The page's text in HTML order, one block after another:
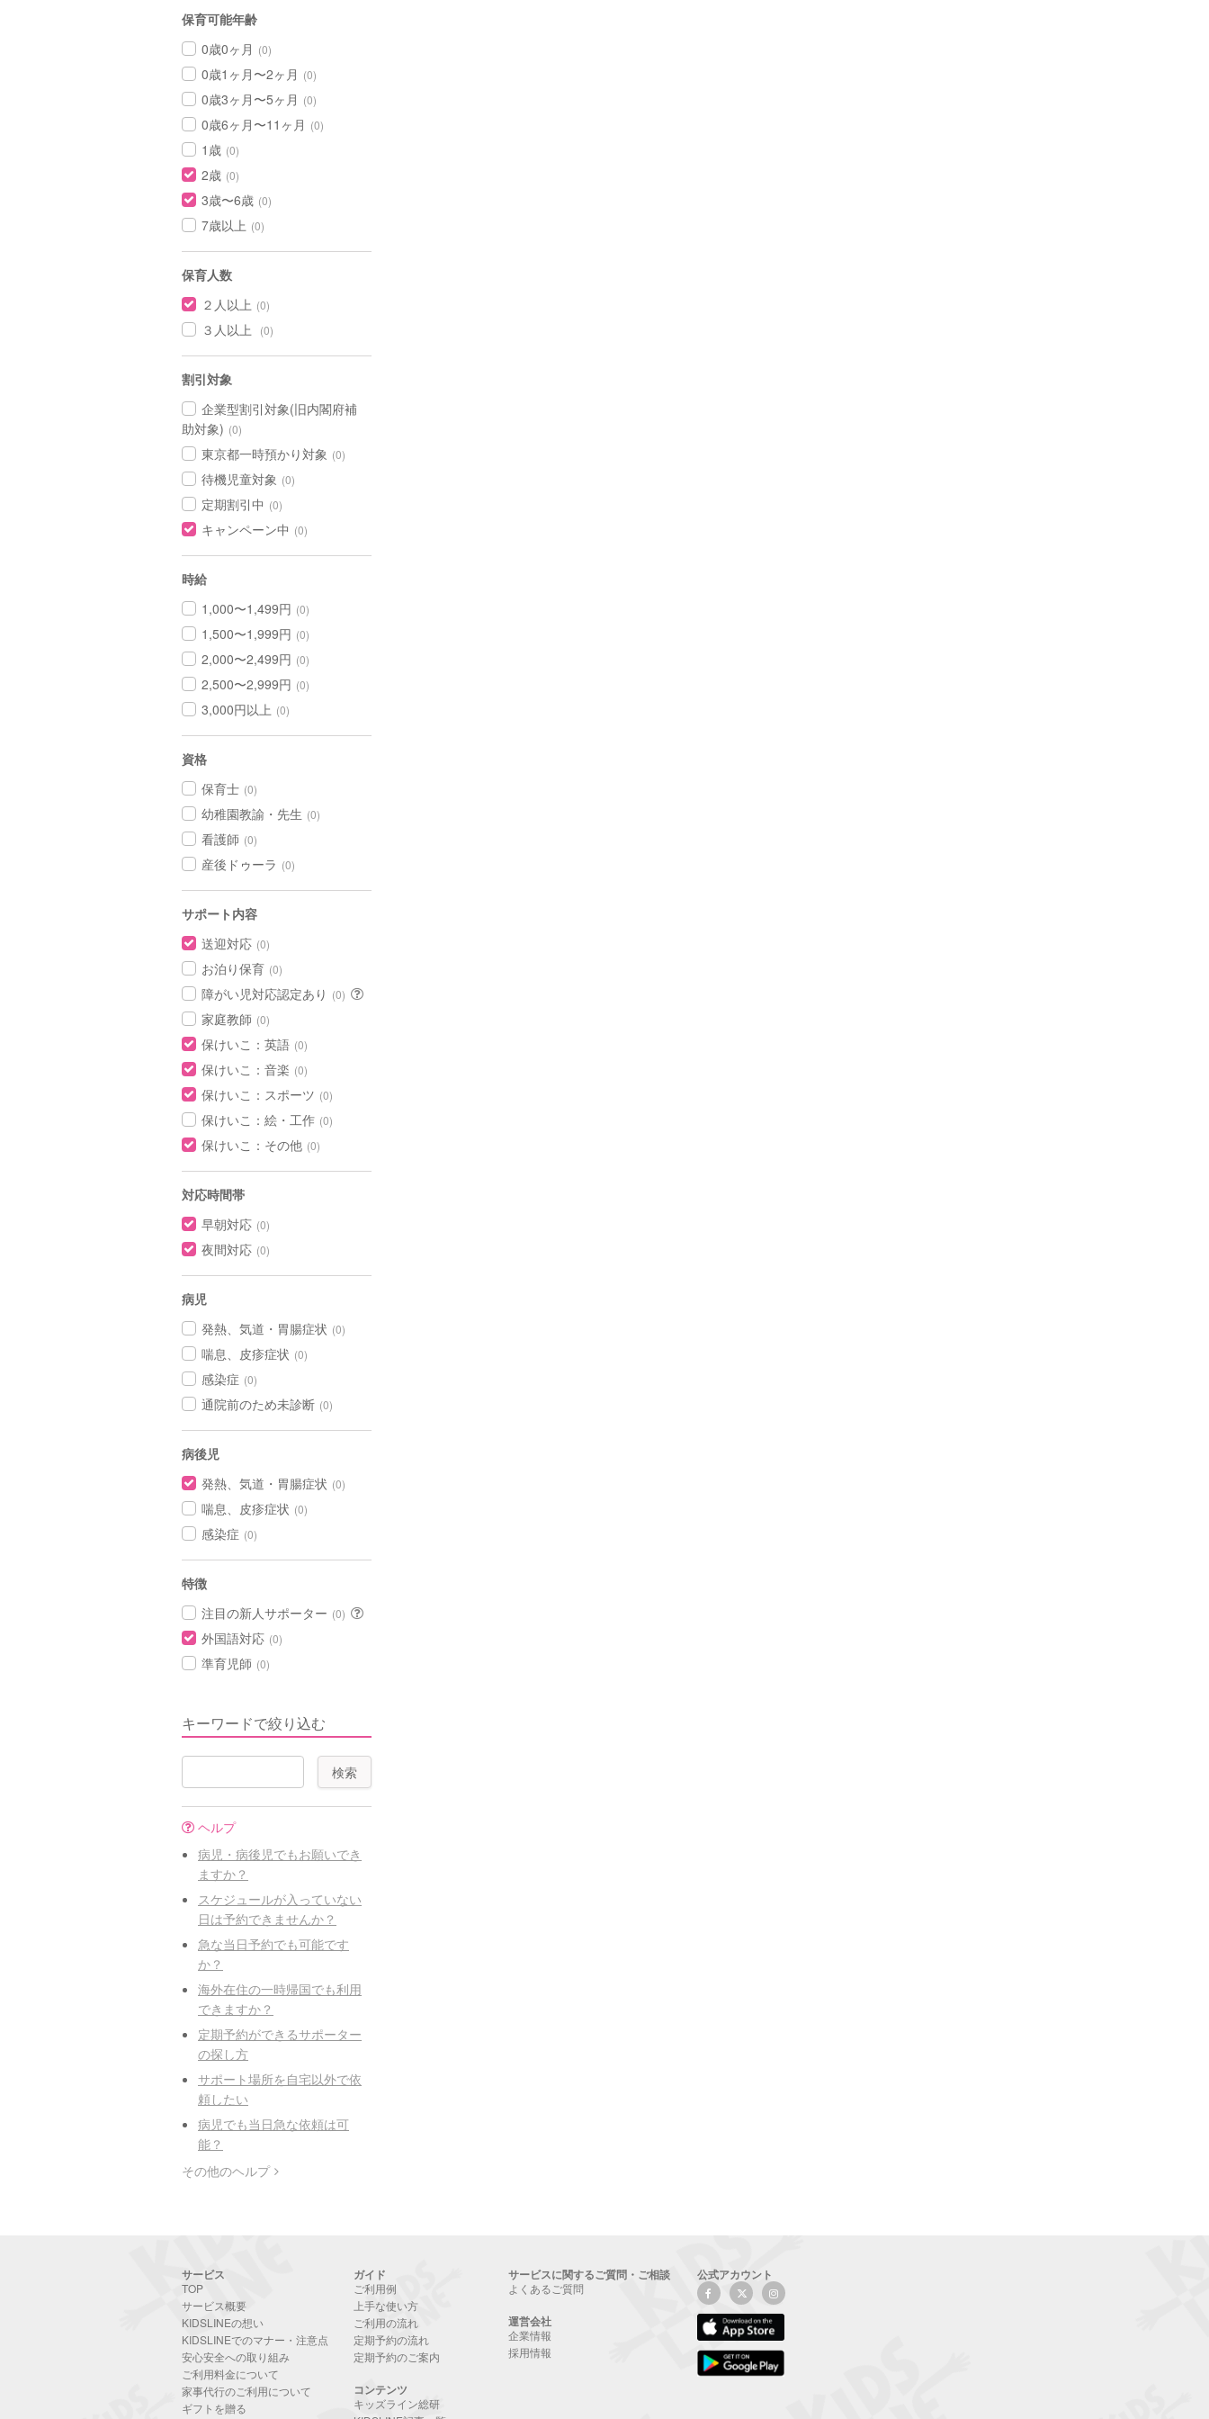
保育可能年齢
0歳0ヶ月 (0)
0歳1ヶ月〜2ヶ月 (0)
0歳3ヶ月〜5ヶ月 (0)
0歳6ヶ月〜11ヶ月 (0)
1歳 (0)
2歳 (0)
3歳〜6歳 (0)
7歳以上 (0)
保育人数
２人以上 (0)
３人以上 (0)
割引対象
企業型割引対象(旧内閣府補
助対象) (0)
東京都一時預かり対象 (0)
待機児童対象 (0)
定期割引中 (0)
キャンペーン中 (0)
時給
1,000〜1,499円 (0)
1,500〜1,999円 (0)
2,000〜2,499円 (0)
2,500〜2,999円 (0)
3,000円以上 (0)
資格
保育士 (0)
幼稚園教諭・先生 (0)
看護師 (0)
産後ドゥーラ (0)
サポート内容
送迎対応 (0)
お泊り保育 (0)
障がい児対応認定あり (0)
家庭教師 (0)
保けいこ：英語 (0)
保けいこ：音楽 (0)
保けいこ：スポーツ (0)
保けいこ：絵・工作 (0)
保けいこ：その他 (0)
対応時間帯
早朝対応 (0)
夜間対応 (0)
病児
発熱、気道・胃腸症状 (0)
喘息、皮疹症状 (0)
感染症 (0)
通院前のため未診断 (0)
病後児
発熱、気道・胃腸症状 (0)
喘息、皮疹症状 (0)
感染症 (0)
特徴
注目の新人サポーター (0)
外国語対応 (0)
準育児師 (0)
キーワードで絞り込む
ヘルプ
病児・病後児でもお願いでき
ますか？
スケジュールが入っていない
日は予約できませんか？
急な当日予約でも可能です
か？
海外在住の一時帰国でも利用
できますか？
定期予約ができるサポーター
の探し方
サポート場所を自宅以外で依
頼したい
病児でも当日急な依頼は可
能？
その他のヘルプ
サービス
TOP
サービス概要
KIDSLINEの想い
KIDSLINEでのマナー・注意点
安心安全への取り組み
ご利用料金について
家事代行のご利用について
ギフトを贈る
ガイド
ご利用例
上手な使い方
ご利用の流れ
定期予約の流れ
定期予約のご案内
コンテンツ
キッズライン総研
サービスに関するご質問・ご相談
よくあるご質問
運営会社
企業情報
採用情報
公式アカウント